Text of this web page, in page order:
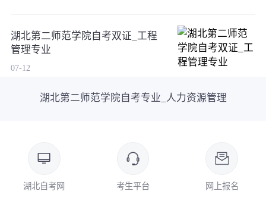
湖北第二师范学院自考双证_工程
管理专业
07-12
湖北第二师范学院自考专业_人力资源管理
湖北自考网 考生平台 网上报名